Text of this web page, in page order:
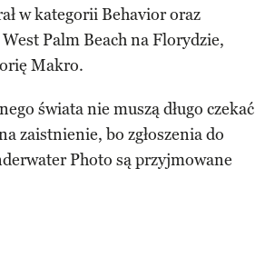
w kategorii Behavior oraz
Palm Beach na Florydzie,
Makro.
świata nie muszą długo czekać
zaistnienie, bo zgłoszenia do
Photo są przyjmowane